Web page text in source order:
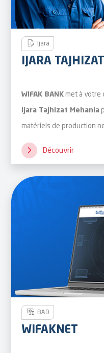
Ijara
IJARA
WIFAK BANK met à votre
Ijara Tajhizat Mehania
matériels de production
production, machines-
financement (alternatif au
Découvrir
BAD
WIFAKNET